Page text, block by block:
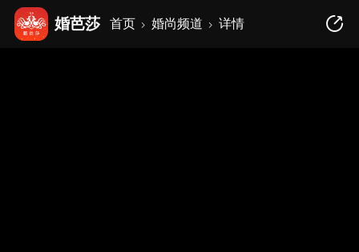
婚芭莎 首页 婚尚频道 详情